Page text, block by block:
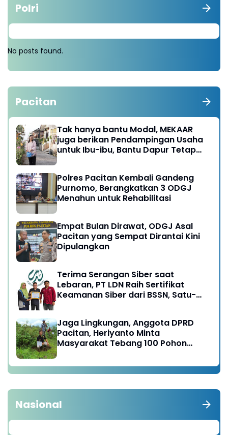
Polri
No posts found.
Pacitan
Tak hanya bantu Modal, MEKAAR
juga berikan Pendampingan Usaha
untuk Ibu-ibu, Bantu Dapur Tetap
Polres Pacitan Kembali Gandeng
Purnomo, Berangkatkan 3 ODGJ
Menahun untuk Rehabilitasi
Empat Bulan Dirawat, ODGJ Asal
Pacitan yang Sempat Dirantai Kini
Dipulangkan
Terima Serangan Siber saat
Lebaran, PT LDN Raih Sertifikat
Keamanan Siber dari BSSN, Satu-
Jaga Lingkungan, Anggota DPRD
Pacitan, Heriyanto Minta
Masyarakat Tebang 100 Pohon
Nasional